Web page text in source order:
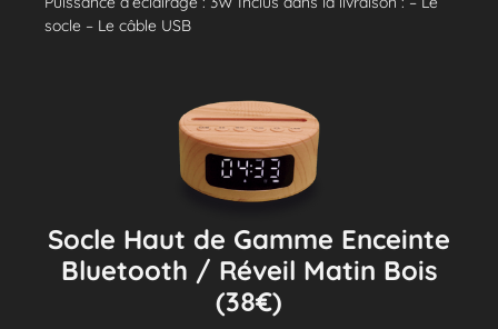
socle – Le câble USB
Socle Haut de Gamme Enceinte
Bluetooth / Réveil Matin Bois
(38€)